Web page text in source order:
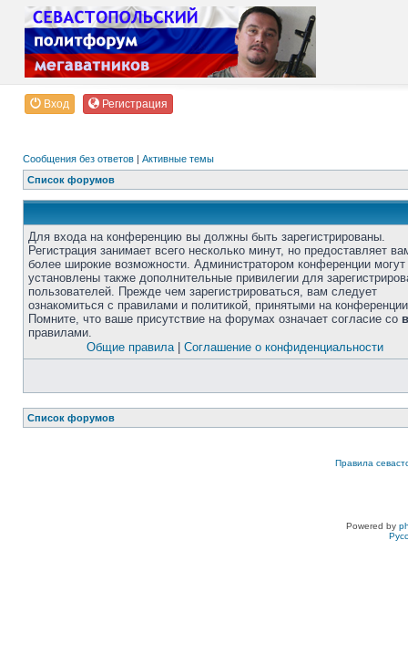
Вход Регистрация
Сообщения без ответов | Активные темы
Список форумов
Для входа на конференцию вы должны быть зарегистрированы.
Регистрация занимает всего несколько минут, но предоставляет
более широкие возможности. Администратором конференции
установлены также дополнительные привилегии для
пользователей. Прежде чем зарегистрироваться, вам следует
ознакомиться с правилами и политикой, принятыми на
Помните, что ваше присутствие на форумах означает согласие со
правилами.
Общие правила| Соглашение о конфиденциальности
Список форумов
Правила
Powered by